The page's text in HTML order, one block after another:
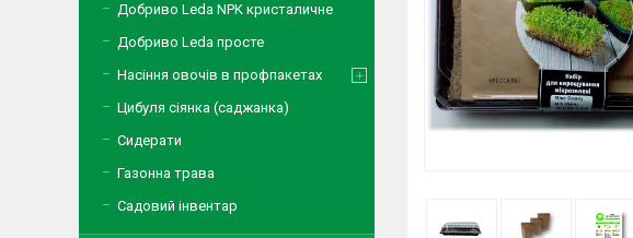
Добриво Leda NPK кристаличне
Добриво Leda просте
Насіння овочів в профпакетах
Цибуля сіянка (саджанка)
Сидерати
Газонна трава
Садовий інвентар